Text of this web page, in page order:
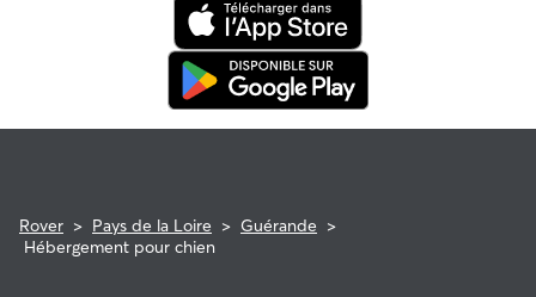
Rover > Pays de la Loire > Guérande >
Hébergement pour chien